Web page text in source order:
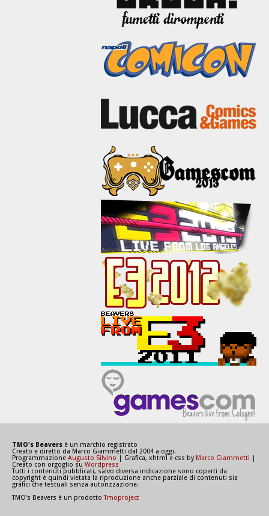
TMO's Beavers è un marchio registrato
Creato e diretto da Marco Giammetti dal 2004 a oggi.
Programmazione Augusto Silvino | Grafica, xhtml e css byMarco Giammetti
Creato con orgoglio su Wordpress
Tutti i contenuti pubblicati, salvo diversa indicazione sono coperti da
copyright è quindi vietata la riproduzione anche parziale di contenuti sia
grafici che testuali senza autorizzazione.
TMO's Beavers è un prodottoTmoproject